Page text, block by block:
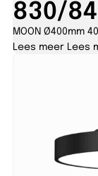
830/
MOON Ø400mm
Lees meer Lees